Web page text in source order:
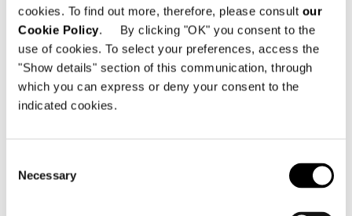
cookies. To find out more, therefore, please consult our
Cookie Policy. By clicking "OK" you consent to the
use of cookies. To select your preferences, access the
"Show details" section of this communication, through
which you can express or deny your consent to the
indicated cookies.
Selection
Necessary